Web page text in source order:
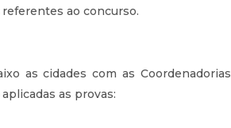
ao concurso.
as cidades com as Coordenadorias
as provas: